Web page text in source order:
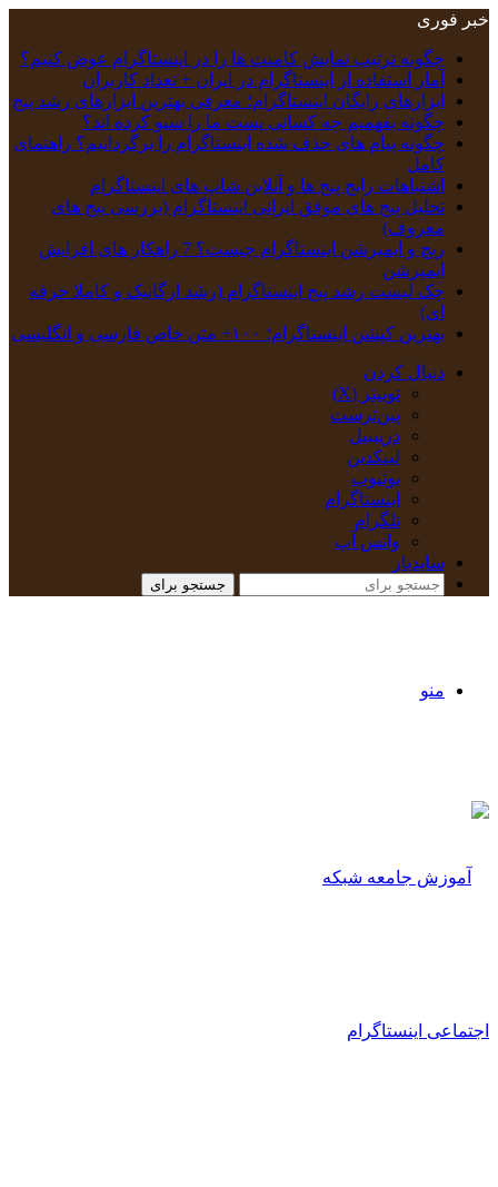
خبر فوری
چگونه ترتیب نمایش کامنت‌ ها را در اینستاگرام عوض کنیم؟
آمار استفاده از اینستاگرام در ایران + تعداد کاربران
ابزارهای رایگان اینستاگرام؛ معرفی بهترین ابزارهای رشد پیج
چگونه بفهمیم چه کسانی پست ما را سیو کرده اند؟
چگونه پیام‌ های حذف‌ شده اینستاگرام را برگردانیم؟ راهنمای
کامل
اشتباهات رایج پیج ها و آنلاین شاپ های اینستاگرام
تحلیل پیج‌ های موفق ایرانی اینستاگرام (بررسی پیج های
معروف)
ریچ و ایمپرشن اینستاگرام چیست؟ 7 راهکار های افزایش
ایمپرشن
چک‌ لیست رشد پیج اینستاگرام (رشد ارگانیک و کاملا حرفه
ای)
بهترین کپشن‌ اینستاگرام؛ ۱۰۰+ متن خاص فارسی و انگلیسی
دنبال کردن
توییتر (X)
‫پین‌ترست
دریبببل
لینکدین
یوتیوب
اینستاگرام
تلگرام
واتس آپ
سایدبار
جستجو برای
منو